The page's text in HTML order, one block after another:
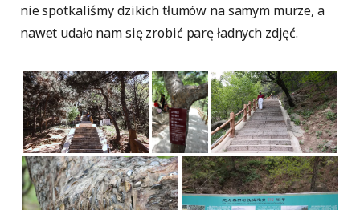
nie spotkaliśmy dzikich tłumów na samym murze, a
nawet udało nam się zrobić parę ładnych zdjęć.